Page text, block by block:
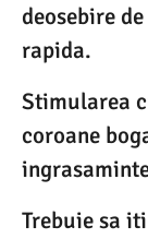
deosebire
rapida.
Stimularea
coroane
Trebuie sa